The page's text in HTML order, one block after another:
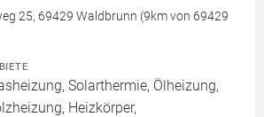
25, 69429 Waldbrunn (9km von 69429
Solarthermie, Ölheizung,
Heizkörper,